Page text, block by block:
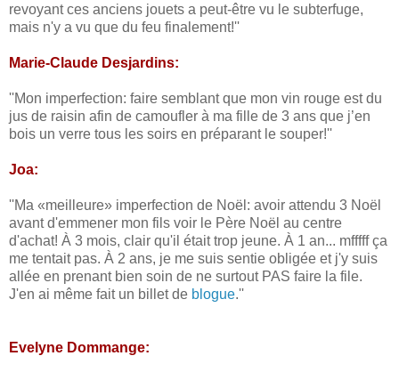
revoyant ces anciens jouets a peut-être vu le subterfuge,
mais n'y a vu que du feu finalement!''
Marie-Claude Desjardins:
''Mon imperfection: faire semblant que mon vin rouge est du
jus de raisin afin de camoufler à ma fille de 3 ans que j’en
bois un verre tous les soirs en préparant le souper!''
Joa:
''Ma «meilleure» imperfection de Noël: avoir attendu 3 Noël
avant d'emmener mon fils voir le Père Noël au centre
d'achat! À 3 mois, clair qu'il était trop jeune. À 1 an... mfffff ça
me tentait pas. À 2 ans, je me suis sentie obligée et j'y suis
allée en prenant bien soin de ne surtout PAS faire la file.
J'en ai même fait un billet de blogue.''
Evelyne Dommange: